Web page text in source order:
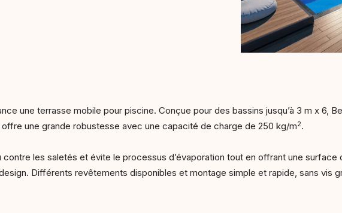
une terrasse mobile pour piscine. Conçue pour des bassins jusqu’à 3 m x 6,
une grande robustesse avec une capacité de charge de 250 kg/m2.
contre les saletés et évite le processus d’évaporation tout en offrant une surface
Différents revêtements disponibles et montage simple et rapide, sans vis